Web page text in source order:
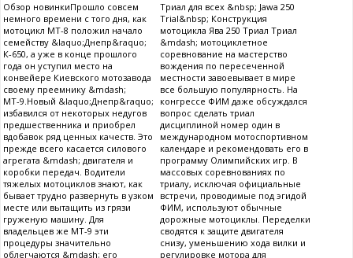
Обзор новинкиПрошло совсем
немного времени с того дня, как
мотоцикл МТ-8 положил начало
семейству &laquo;Днепр&raquo;
К-650, а уже в конце прошлого
года он уступил место на
конвейере Киевского мотозавода
своему преемнику &mdash;
МТ-9.Новый &laquo;Днепр&raquo;
избавился от некоторых недугов
предшественника и приобрел
вдобавок ряд ценных качеств. Это
прежде всего касается силового
агрегата &mdash; двигателя и
коробки передач. Водители
тяжелых мотоциклов знают, как
бывает трудно развернуть в узком
месте или вытащить из грязи
груженую машину. Для
владельцев же МТ-9 эти
процедуры значительно
облегчаются &mdash; его
Триал для всех &nbsp; Jawa 250
Trial&nbsp; Конструкция
мотоцикла Ява 250 Триал Триал
&mdash; мотоциклетное
соревнование на мастерство
вождения по пересеченной
местности завоевывает в мире
все большую популярность. На
конгрессе ФИМ даже обсуждался
вопрос сделать триал
дисциплиной номер один в
международном мотоспортивном
календаре и рекомендовать его в
программу Олимпийских игр. В
массовых соревнованиях по
триалу, исключая официальные
встречи, проводимые под эгидой
ФИМ, используют обычные
дорожные мотоциклы. Переделки
сводятся к защите двигателя
снизу, уменьшению хода вилки и
регулировке мотора для